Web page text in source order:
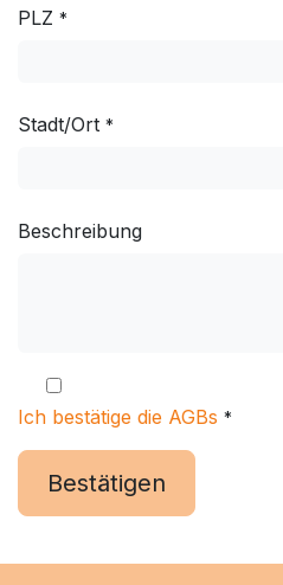
PLZ *
Stadt/Ort *
Beschreibung
Ich bestätige die AGBs *
Bestätigen